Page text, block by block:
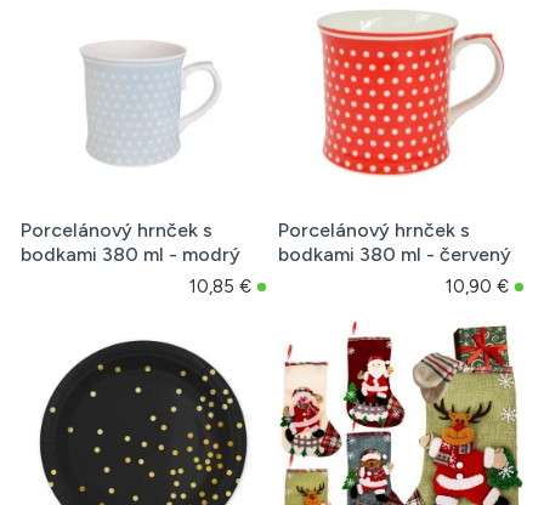
Porcelánový hrnček s
bodkami 380 ml - modrý
10,85 €
Porcelánový hrnček s
bodkami 380 ml - červený
10,90 €